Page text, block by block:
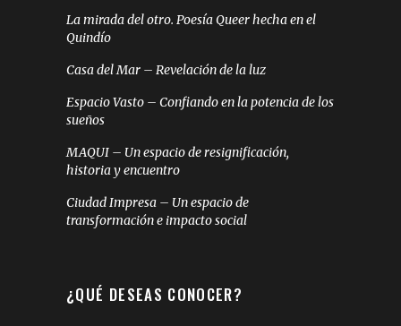
La mirada del otro. Poesía Queer hecha en el
Quindío
Casa del Mar – Revelación de la luz
Espacio Vasto – Confiando en la potencia de los
sueños
MAQUI – Un espacio de resignificación,
historia y encuentro
Ciudad Impresa – Un espacio de
transformación e impacto social
¿QUÉ DESEAS CONOCER?